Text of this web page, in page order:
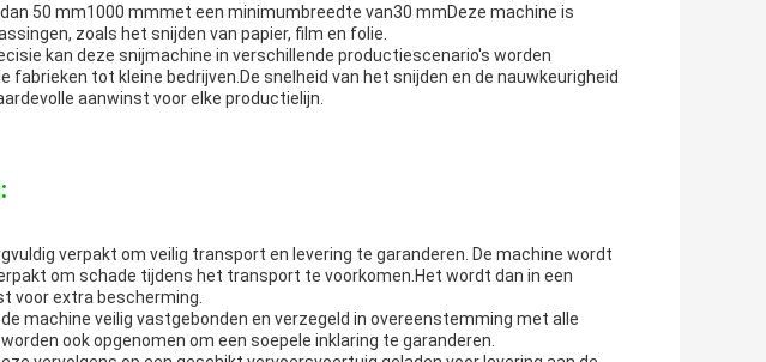
50 mm1000 mmmet een minimumbreedte van30 mmDeze machine is
zoals het snijden van papier, film en folie.
kan deze snijmachine in verschillende productiescenario's worden
tot kleine bedrijven.De snelheid van het snijden en de nauwkeurigheid
aanwinst voor elke productielijn.
verpakt om veilig transport en levering te garanderen. De machine wordt
om schade tijdens het transport te voorkomen.Het wordt dan in een
voor extra bescherming.
machine veilig vastgebonden en verzegeld in overeenstemming met alle
ook opgenomen om een soepele inklaring te garanderen.